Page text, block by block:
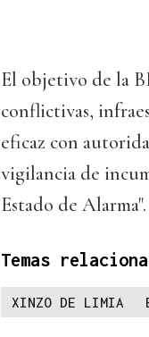
El objetivo de la
conflictivas,
eficaz con
vigilancia de
Estado de Alarma".
Temas
XINZO DE LIMIA